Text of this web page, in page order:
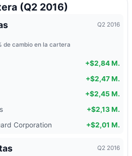
(Q2 2016)
Q2 2016
de cambio en la cartera
+$2,84 M.
+$2,47 M.
+$2,45 M.
+$2,13 M.
Corporation +$2,01 M.
Q2 2016